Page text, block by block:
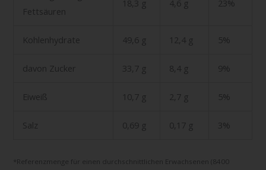
Fettsäuren
18,3 g 4,6 g 23%
Kohlenhydrate 49,6 g 12,4 g 5%
davon Zucker 33,7 g 8,4 g 9%
Eiweiß 10,7 g 2,7 g 5%
Salz 0,69 g 0,17 g 3%
*Referenzmenge für einen durchschnittlichen Erwachsenen (8400